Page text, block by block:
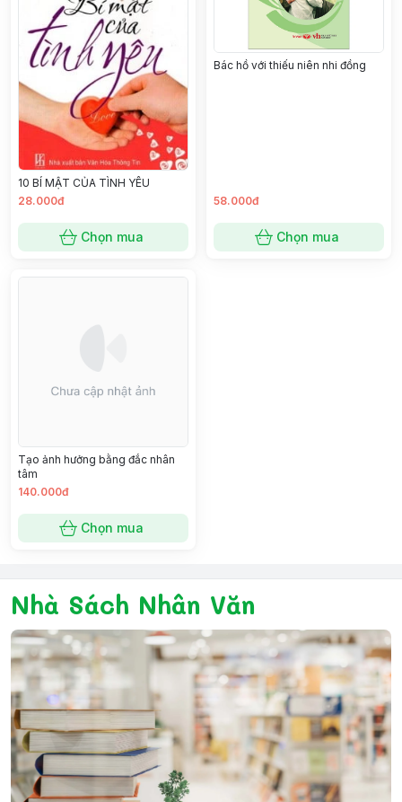
10 BÍ MẬT CỦA TÌNH YÊU
28.000đ
Chọn mua
Bác hồ với thiếu niên nhi đồng
58.000đ
Chọn mua
Tạo ảnh hưởng bằng đắc nhân
tâm
140.000đ
Chọn mua
Nhà Sách Nhân Văn